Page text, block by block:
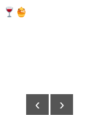
‹ ›